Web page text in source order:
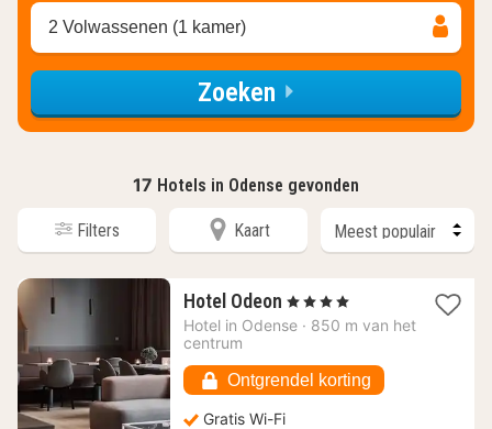
2 Volwassenen (1 kamer)
Zoeken
17 Hotels in Odense gevonden
Filters Kaart
Hotel Odeon 1
nacht
€
, 4 Sterren
Hotel in Odense · 850 m van het
centrum
Ontgrendel korting
Gratis Wi-Fi